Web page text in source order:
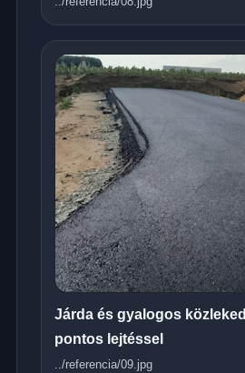
Járda és gyalogos
pontos lejtéssel
../referencia/09.jpg